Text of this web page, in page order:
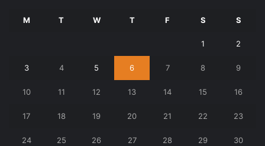
M T W T F S S
1 2
3 4 5 6 7 8 9
10 11 12 13 14 15 16
17 18 19 20 21 22 23
24 25 26 27 28 29 30